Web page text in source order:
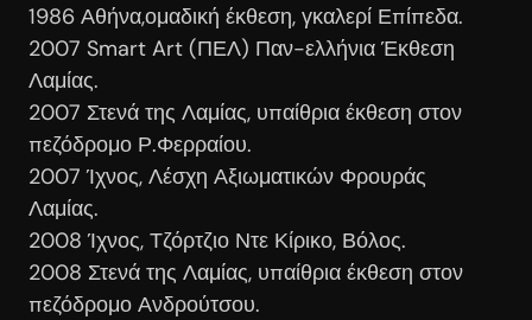
1986 Αθήνα,ομαδική έκθεση, γκαλερί Επίπεδα.
2007 Smart Art (ΠΕΛ) Παν-ελλήνια Έκθεση
Λαμίας.
2007 Στενά της Λαμίας, υπαίθρια έκθεση στον
πεζόδρομο Ρ.Φερραίου.
2007 Ίχνος, Λέσχη Αξιωματικών Φρουράς
Λαμίας.
2008 Ίχνος, Τζόρτζιο Ντε Κίρικο, Βόλος.
2008 Στενά της Λαμίας, υπαίθρια έκθεση στον
πεζόδρομο Ανδρούτσου.